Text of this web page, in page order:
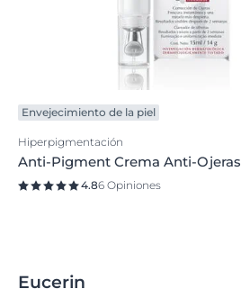
Envejecimiento de la piel
Hiperpigmentación
Anti-Pigment Crema Anti-Ojeras
4.86 Opiniones
Eucerin